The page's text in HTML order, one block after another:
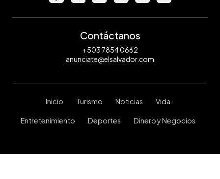
Contáctanos
+503 7854 0662
anunciate@elsalvador.com
Inicio Turismo Noticias Vida
Entretenimiento Deportes Dinero y Negocios